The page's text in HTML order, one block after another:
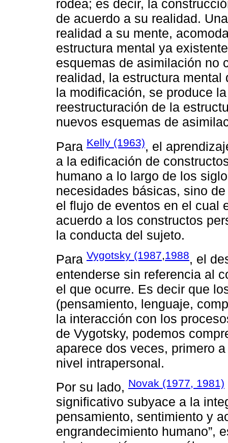
rodea; es decir, la
de acuerdo a su realidad.
realidad a su mente,
estructura mental ya
esquemas de asimilación no
realidad, la estructura
la modificación, se produce
reestructuración de la
nuevos esquemas de
Para Kelly (1963), el
a la edificación de
humano a lo largo de los
necesidades básicas, sino
el flujo de eventos en el cual
acuerdo a los constructos
la conducta del sujeto.
Para Vygotsky (1987,1988, el
entenderse sin referencia al
el que ocurre. Es decir que
(pensamiento, lenguaje,
la interacción con los
de Vygotsky, podemos
aparece dos veces, primero
nivel intrapersonal.
Por su lado, Novak (1977, 1981)
significativo subyace a la
pensamiento, sentimiento y
engrandecimiento humano”,